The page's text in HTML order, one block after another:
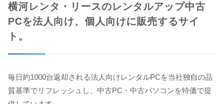
横河レンタ・リースのレンタルアップ中古
PCを法人向け、個人向けに販売するサイ
ト。
毎日約1000台返却される法人向けレンタルPCを当社独自の品
質基準でリフレッシュし、中古PC・中古パソコンを特価で提